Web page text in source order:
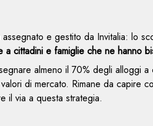
e gestito da Invitalia: lo
cittadini e famiglie che ne hanno
almeno il 70% degli alloggi
di mercato. Rimane da capire
il via a questa strategia.